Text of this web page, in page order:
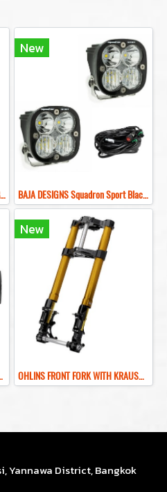
ODI HARLEY-DAVIDSON 1984+ CABLE VANS V-TWIN LOCK-ON GRIP SET-ปลอกมือแต่งฮาเล่ย์
New
BAJA DESIGNS Squadron Sport Black LED Auxiliary Light Pod Pair–Universal WHITE สปอร์ตไลท์
สำหรับรถฮาเล่ย์ Touring Softail
New
OHLINS FRONT FORK WITH KRAUSMOTO KR8 INVERTED FRONT END KIT HARLEY TOURING โช็คหน้าฮาเล่ย์สีทอง ดำ
Yannawa District, Bangkok